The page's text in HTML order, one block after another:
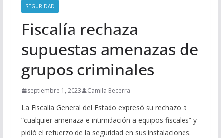
SEGURIDAD
Fiscalía rechaza
supuestas amenazas de
grupos criminales
septiembre 1, 2023 Camila Becerra
La Fiscalía General del Estado expresó su rechazo a
“cualquier amenaza e intimidación a equipos fiscales” y
pidió el refuerzo de la seguridad en sus instalaciones.